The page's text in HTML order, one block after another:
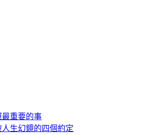
最重要的事
人生幻鏡的四個約定